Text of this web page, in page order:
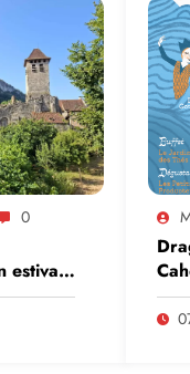
0
estivale
Célé